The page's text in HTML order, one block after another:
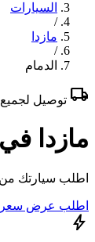
السيارات
/
مازدا
/
الدمام
local_shipping توصيل
مازدا
اطلب سيارتك من
اطلب عرض سعر
bolt